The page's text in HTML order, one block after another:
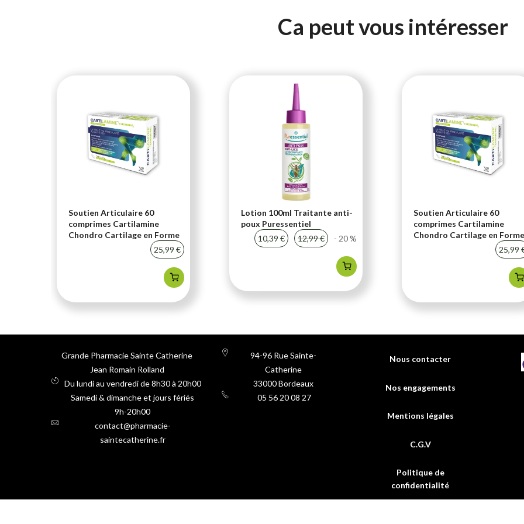
Ca peut vous intéresser
Soutien Articulaire 60
comprimes Cartilamine
Chondro Cartilage en Forme
25,99 €
Lotion 100ml Traitante anti-
poux Puressentiel
10,39 €
12,99 € - 20 %
Soutien Articulaire 60
comprimes Cartilamine
Chondro Cartilage en Forme
25,99
Grande Pharmacie Sainte Catherine
Jean Romain Rolland
Du lundi au vendredi de 8h30 à 20h00
Samedi & dimanche et jours fériés
9h-20h00
contact@pharmacie-
saintecatherine.fr
94-96 Rue Sainte-
Catherine
33000Bordeaux
05 56 20 08 27
Nous contacter
Nos engagements
Mentions légales
C.G.V
Politique de
confidentialité